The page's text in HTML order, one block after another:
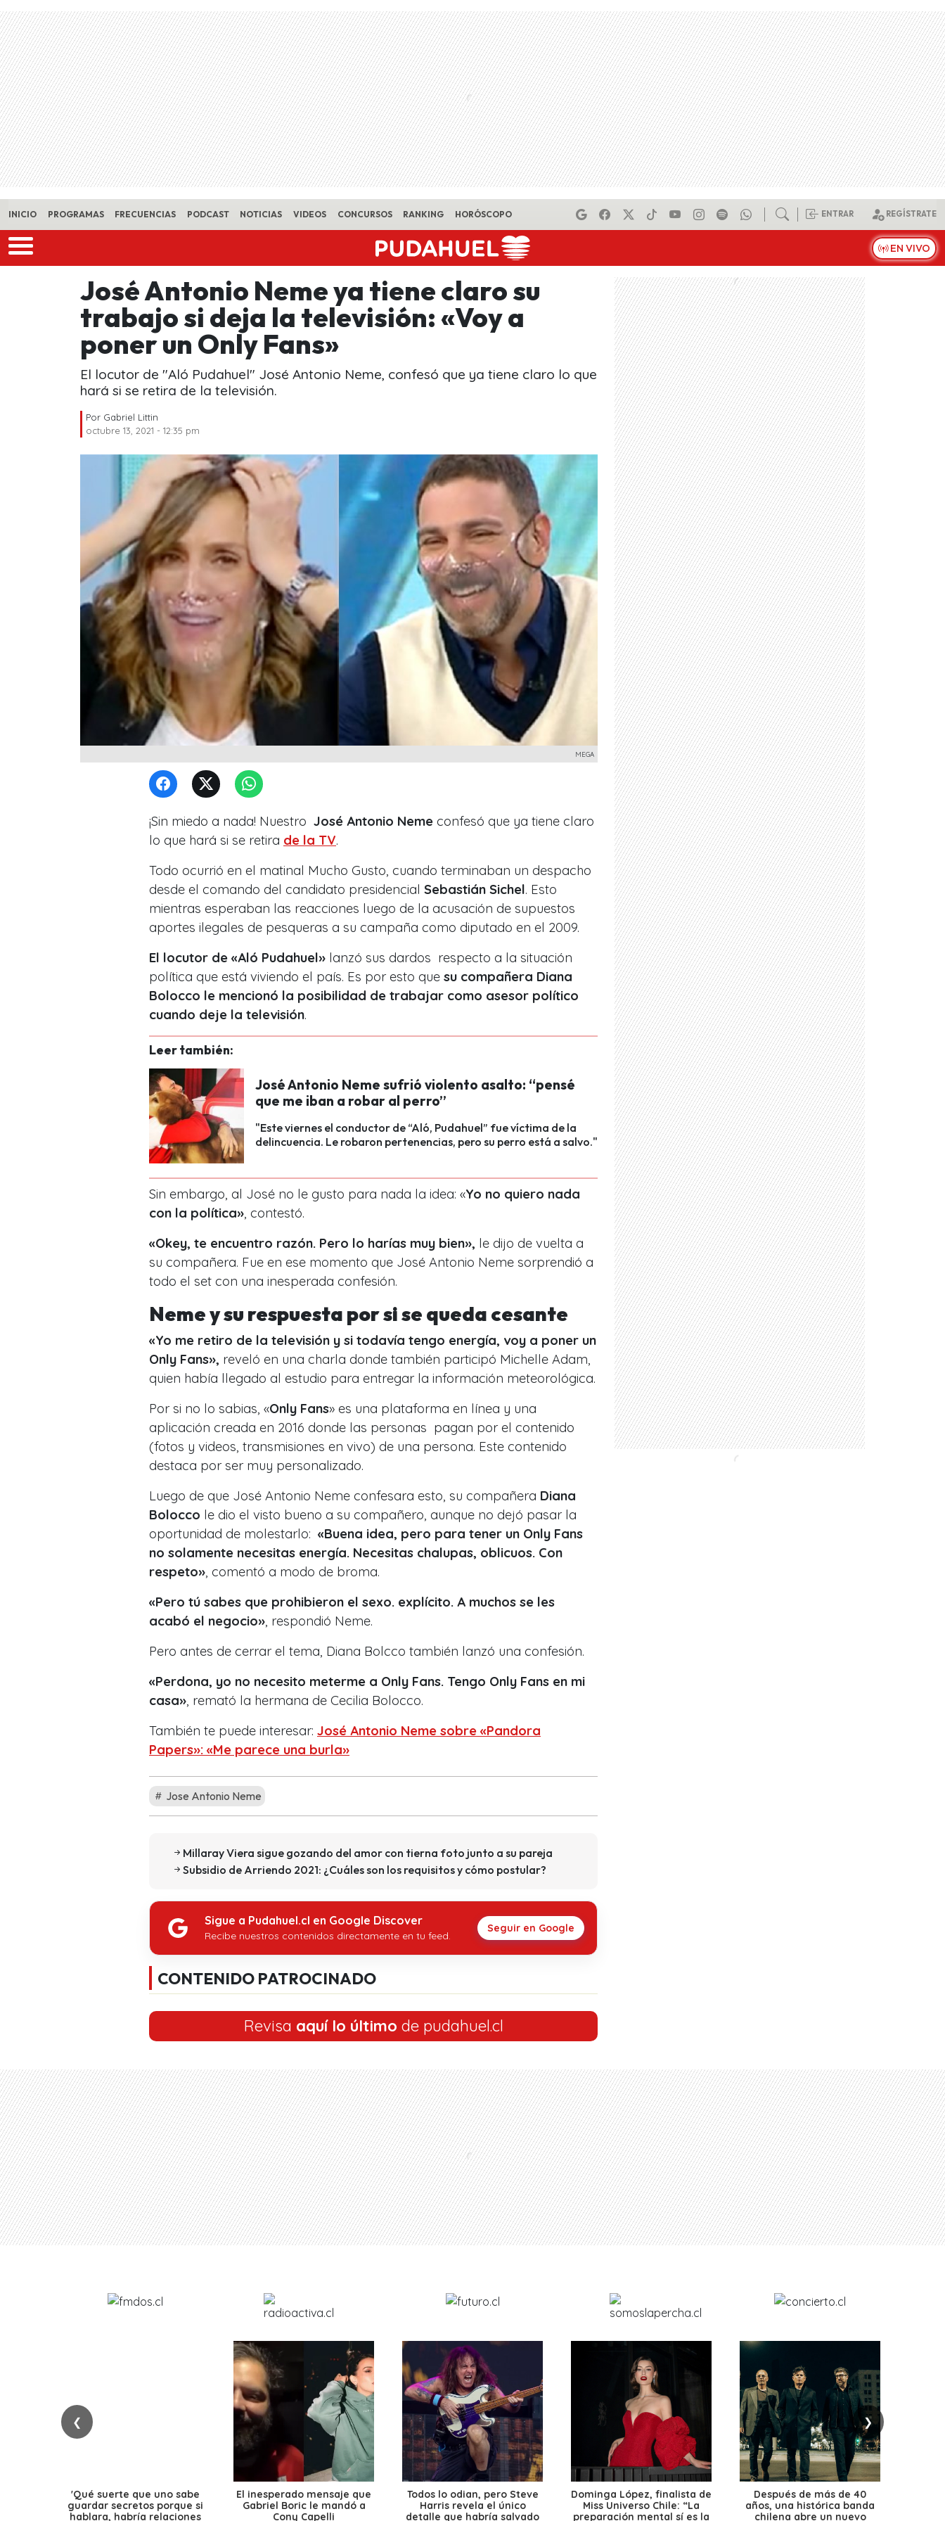
Skip to main content
INICIO PROGRAMAS FRECUENCIAS PODCAST NOTICIAS VIDEOS CONCURSOS RANKING HORÓSCOPO ENTRAR REGÍSTRATE
EN VIVO
José Antonio Neme ya tiene claro su
trabajo si deja la televisión: «Voy a
poner un Only Fans»
El locutor de "Aló Pudahuel" José Antonio Neme, confesó que ya tiene claro lo que
hará si se retira de la televisión.
Por Gabriel Littin
octubre 13, 2021 - 12:35 pm
MEGA
¡Sin miedo a nada! Nuestro José Antonio Neme confesó que ya tiene claro
lo que hará si se retira de la TV.
Todo ocurrió en el matinal Mucho Gusto, cuando terminaban un despacho
desde el comando del candidato presidencial Sebastián Sichel. Esto
mientras esperaban las reacciones luego de la acusación de supuestos
aportes ilegales de pesqueras a su campaña como diputado en el 2009.
El locutor de «Aló Pudahuel» lanzó sus dardos respecto a la situación
política que está viviendo el país. Es por esto que su compañera Diana
Bolocco le mencionó la posibilidad de trabajar como asesor político
cuando deje la televisión.
Leer también:
José Antonio Neme sufrió violento asalto: “pensé
que me iban a robar al perro”
"Este viernes el conductor de “Aló, Pudahuel” fue víctima de la
delincuencia. Le robaron pertenencias, pero su perro está a salvo."
Sin embargo, al José no le gusto para nada la idea: «Yo no quiero nada
con la política» , contestó.
«Okey, te encuentro razón. Pero lo harías muy bien», le dijo de vuelta a
su compañera. Fue en ese momento que José Antonio Neme sorprendió a
todo el set con una inesperada confesión.
Neme y su respuesta por si se queda cesante
«Yo me retiro de la televisión y si todavía tengo energía, voy a poner un
Only Fans», reveló en una charla donde también participó Michelle Adam,
quien había llegado al estudio para entregar la información meteorológica.
Por si no lo sabias, «Only Fans» es una plataforma en línea y una
aplicación creada en 2016 donde las personas pagan por el contenido
(fotos y videos, transmisiones en vivo) de una persona. Este contenido
destaca por ser muy personalizado.
Luego de que José Antonio Neme confesara esto, su compañera Diana
Bolocco le dio el visto bueno a su compañero, aunque no dejó pasar la
oportunidad de molestarlo: «Buena idea, pero para tener un Only Fans
no solamente necesitas energía. Necesitas chalupas, oblicuos. Con
respeto» , comentó a modo de broma.
«Pero tú sabes que prohibieron el sexo. explícito. A muchos se les
acabó el negocio» , respondió Neme.
Pero antes de cerrar el tema, Diana Bolcco también lanzó una confesión.
«Perdona, yo no necesito meterme a Only Fans. Tengo Only Fans en mi
casa» , remató la hermana de Cecilia Bolocco.
También te puede interesar: José Antonio Neme sobre «Pandora
Papers»: «Me parece una burla»
Jose Antonio Neme
Millaray Viera sigue gozando del amor con tierna foto junto a su pareja
Subsidio de Arriendo 2021: ¿Cuáles son los requisitos y cómo postular?
Sigue a Pudahuel.cl en Google Discover
Recibe nuestros contenidos directamente en tu feed.
Seguir en Google
CONTENIDO PATROCINADO
Revisa aquí lo último de pudahuel.cl
❮ ❯
'Qué suerte que uno sabe
guardar secretos porque si
hablara, habría relaciones
El inesperado mensaje que
Gabriel Boric le mandó a
Cony Capelli
Todos lo odian, pero Steve
Harris revela el único
detalle que habría salvado
Dominga López, finalista de
Miss Universo Chile: “La
preparación mental sí es la
Después de más de 40
años, una histórica banda
chilena abre un nuevo